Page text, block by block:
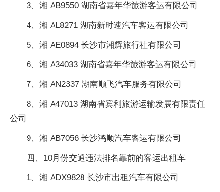
3、湘 AB9550 湖南省嘉年华旅游客运有限公司
4、湘 AL8271 湖南新时速汽车客运有限公司
5、湘 AE0894 长沙市湘辉旅行社有限公司
6、湘 A34033 湖南省嘉年华旅游客运有限公司
7、湘 AN2337 湖南顺飞汽车服务有限公司
8、湘 A47013 湖南省宾利旅游运输发展有限责任
公司
9、湘 AB7056 长沙鸿顺汽车客运有限公司
四、10月份交通违法排名靠前的客运出租车
1、湘 ADX9828 长沙市出租汽车有限公司